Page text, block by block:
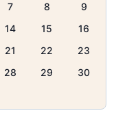
7 8
9
14 15
16
21 22
23
28 29
30